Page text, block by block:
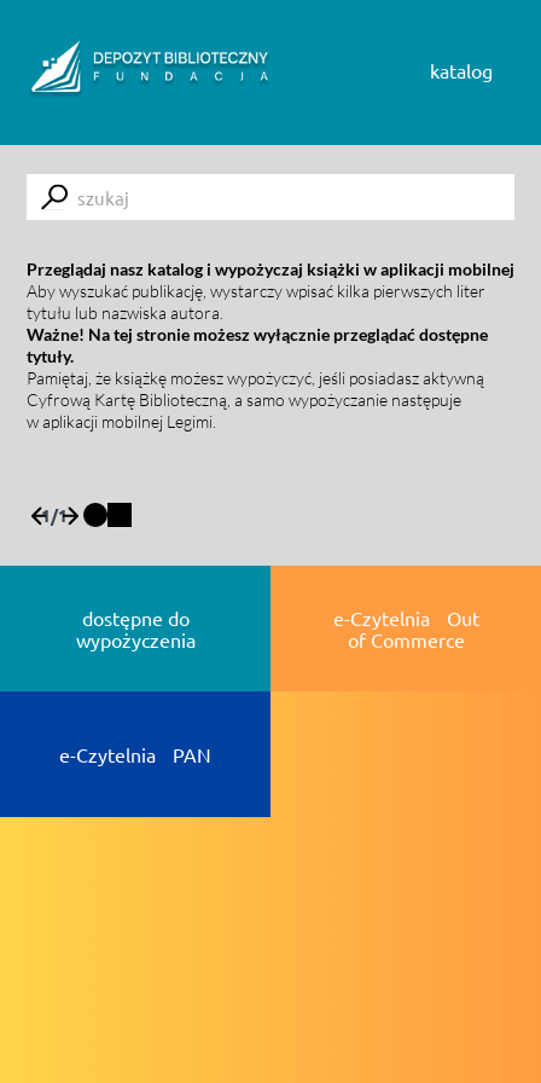
katalog
Submit
Przeglądaj nasz katalog i wypożyczaj książki w aplikacji mobilnej
Aby wyszukać publikację, wystarczy wpisać kilka pierwszych liter
tytułu lub nazwiska autora.
Ważne! Na tej stronie możesz wyłącznie przeglądać dostępne
tytuły.
Pamiętaj, że książkę możesz wypożyczyć, jeśli posiadasz aktywną
Cyfrową Kartę Biblioteczną, a samo wypożyczanie następuje
w aplikacji mobilnej Legimi.
1/1
dostępne do
wypożyczenia
e-Czytelnia Out
of Commerce
e-Czytelnia PAN